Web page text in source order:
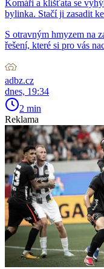
Komáři a klíšťata se
bylinka. Stačí ji zasadit
S otravným hmyzem na
řešení, které si pro vás
adbz.cz
dnes, 19:34
2 min
Reklama